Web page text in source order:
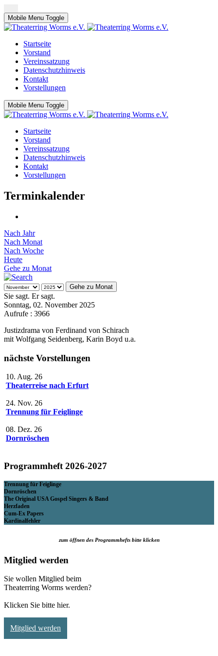
Mobile Menu Toggle
Startseite
Vorstand
Vereinssatzung
Datenschutzhinweis
Kontakt
Vorstellungen
Mobile Menu Toggle
Startseite
Vorstand
Vereinssatzung
Datenschutzhinweis
Kontakt
Vorstellungen
Terminkalender
Nach Jahr
Nach Monat
Nach Woche
Heute
Gehe zu Monat
Gehe zu Monat
Sie sagt. Er sagt.
Sonntag, 02. November 2025
Aufrufe : 3966
Justizdrama von Ferdinand von Schirach
mit Wolfgang Seidenberg, Karin Boyd u.a.
nächste Vorstellungen
10. Aug. 26
Theaterreise nach Erfurt
24. Nov. 26
Trennung für Feiglinge
08. Dez. 26
Dornröschen
Programmheft 2026-2027
Trennung für Feiglinge
Dornröschen
The Original USA Gospel Singers & Band
Herzfaden
Cum-Ex Papers
Kardinalfehler
zum öffnen des Programmhefts bitte klicken
Mitglied werden
Sie wollen Mitglied beim
Theaterring Worms werden?
Klicken Sie bitte hier.
Mitglied werden